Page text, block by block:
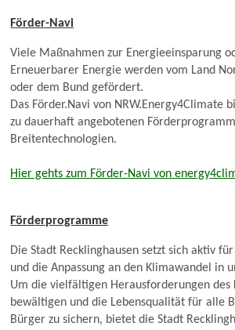
Förder-Navi
Viele Maßnahmen zur Energieeinsparung
Erneuerbarer Energie werden vom Land
oder dem Bund gefördert.
Das Förder.Navi von NRW.Energy4Climate
zu dauerhaft angebotenen
Breitentechnologien.
Hier gehts zum Förder-Navi von
Förderprogramme
Die Stadt Recklinghausen setzt sich aktiv
und die Anpassung an den Klimawandel in
Um die vielfältigen Herausforderungen des
bewältigen und die Lebensqualität für alle
Bürger zu sichern, bietet die Stadt